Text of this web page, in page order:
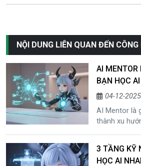
NỘI DUNG LIÊN QUAN ĐẾN CÔNG
AI MENTOR
BẠN HỌC
DUY PHẢN
04-12-2025
AI Mentor là
thành xu
thinking và
nhân.
3 TẦNG KỸ
HỌC AI